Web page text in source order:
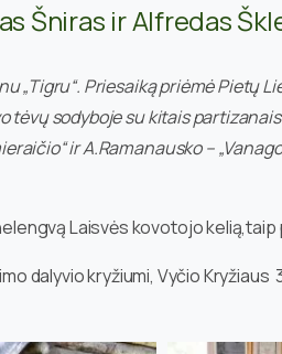
Šniras ir Alfredas
„Tigru“. Priesaiką priėmė Pietų
sodyboje su kitais
ir A.Ramanausko –
Laisvės kovotojo kelią,taip
dalyvio kryžiumi, Vyčio Kryžiaus